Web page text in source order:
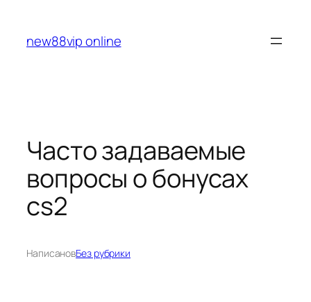
содержимому
new88vip online
Часто задаваемые
вопросы о бонусах
cs2
НаписановБез рубрики